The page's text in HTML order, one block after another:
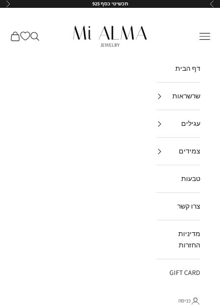
דילוג לתוכן
הקודם תכשיטי כסף 925 הבא
Mi-Alma-il
תפריט חיפוש עגלת
דף הבית
שרשראות
עגילים
צמידים
טבעות
צרו קשר
מדיניות
החזרות
GIFT CARD
כניסה